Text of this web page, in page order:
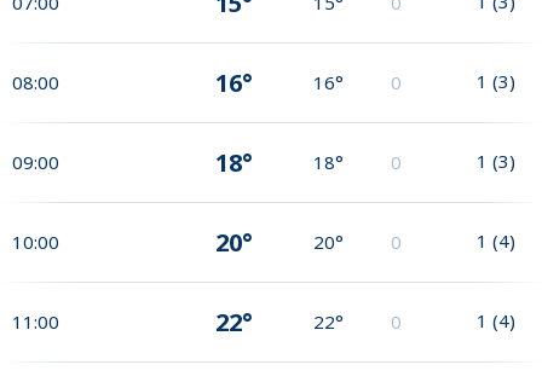
08:00 16° 16° 0 1 (3)
09:00 18° 18° 0 1 (3)
10:00 20° 20° 0 1 (4)
11:00 22° 22° 0 1 (4)